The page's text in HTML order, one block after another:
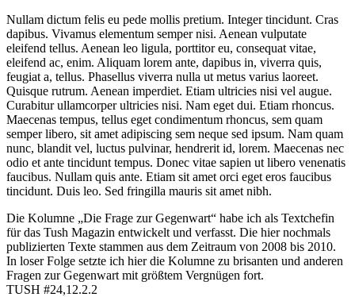
Nullam dictum felis eu pede mollis pretium. Integer tincidunt. Cras
dapibus. Vivamus elementum semper nisi. Aenean vulputate
eleifend tellus. Aenean leo ligula, porttitor eu, consequat vitae,
eleifend ac, enim. Aliquam lorem ante, dapibus in, viverra quis,
feugiat a, tellus. Phasellus viverra nulla ut metus varius laoreet.
Quisque rutrum. Aenean imperdiet. Etiam ultricies nisi vel augue.
Curabitur ullamcorper ultricies nisi. Nam eget dui. Etiam rhoncus.
Maecenas tempus, tellus eget condimentum rhoncus, sem quam
semper libero, sit amet adipiscing sem neque sed ipsum. Nam quam
nunc, blandit vel, luctus pulvinar, hendrerit id, lorem. Maecenas nec
odio et ante tincidunt tempus. Donec vitae sapien ut libero venenatis
faucibus. Nullam quis ante. Etiam sit amet orci eget eros faucibus
tincidunt. Duis leo. Sed fringilla mauris sit amet nibh.
Die Kolumne „Die Frage zur Gegenwart“ habe ich als Textchefin
für das Tush Magazin entwickelt und verfasst. Die hier nochmals
publizierten Texte stammen aus dem Zeitraum von 2008 bis 2010.
In loser Folge setzte ich hier die Kolumne zu brisanten und anderen
Fragen zur Gegenwart mit größtem Vergnügen fort.
TUSH #24,12.2.2